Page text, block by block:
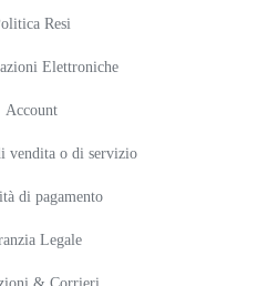
Resi
Elettroniche
Account
vendita o di servizio
di pagamento
Legale